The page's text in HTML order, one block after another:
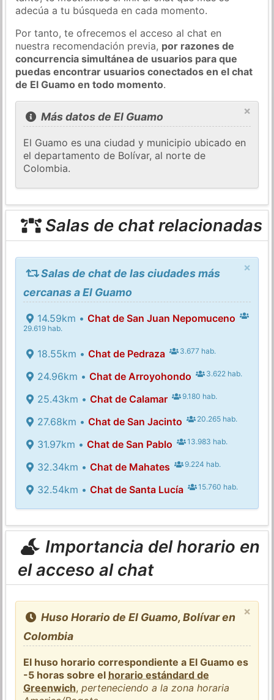
adecúa a tu búsqueda en cada momento.
Por tanto, te ofrecemos el acceso al chat en
nuestra recomendación previa, por razones de
concurrencia simultánea de usuarios para que
puedas encontrar usuarios conectados en el chat
de El Guamo en todo momento.
×
Más datos de El Guamo
El Guamo es una ciudad y municipio ubicado en
el departamento de Bolívar, al norte de
Colombia.
Salas de chat relacionadas
×
Salas de chat de las ciudades más
cercanas a El Guamo
14.59km • Chat de San Juan Nepomuceno
29.619 hab.
18.55km • Chat de Pedraza 3.677 hab.
24.96km • Chat de Arroyohondo 3.622 hab.
25.43km • Chat de Calamar 9.180 hab.
27.68km • Chat de San Jacinto 20.265 hab.
31.97km • Chat de San Pablo 13.983 hab.
32.34km • Chat de Mahates 9.224 hab.
32.54km • Chat de Santa Lucía 15.760 hab.
Importancia del horario en
el acceso al chat
×
Huso Horario de El Guamo, Bolívar en
Colombia
El huso horario correspondiente a El Guamo es
-5 horas sobre el horario estándard de
Greenwich,perteneciendo a la zona horaria